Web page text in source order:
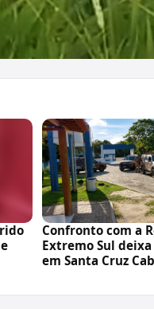
Confronto com a
Extremo Sul
em Santa Cruz